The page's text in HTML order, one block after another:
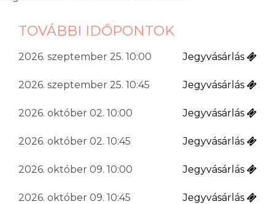
TOVÁBBI IDŐPONTOK
2026. szeptember 25. 10:00 Jegyvásárlás
2026. szeptember 25. 10:45 Jegyvásárlás
2026. október 02. 10:00 Jegyvásárlás
2026. október 02. 10:45 Jegyvásárlás
2026. október 09. 10:00 Jegyvásárlás
2026. október 09. 10:45 Jegyvásárlás